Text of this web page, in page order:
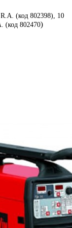
(код 802398), 10
(код 802470)